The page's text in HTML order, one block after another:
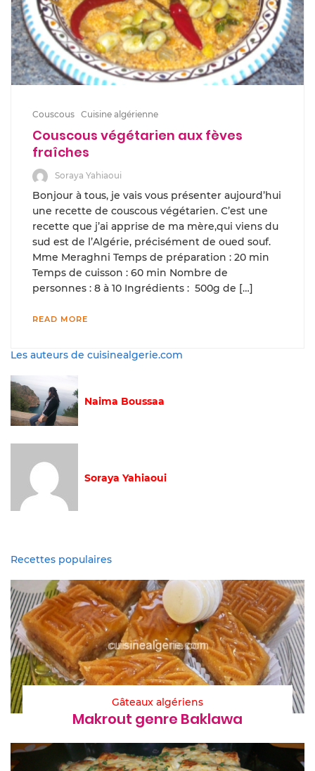
Couscous Cuisine algérienne
Couscous végétarien aux fèves
fraîches
Soraya Yahiaoui
Bonjour à tous, je vais vous présenter aujourd’hui
une recette de couscous végétarien. C’est une
recette que j’ai apprise de ma mère,qui viens du
sud est de l’Algérie, précisément de oued souf.
Mme Meraghni Temps de préparation : 20 min
Temps de cuisson : 60 min Nombre de
personnes : 8 à 10 Ingrédients : 500g de […]
READ MORE
Les auteurs de cuisinealgerie.com
Naima Boussaa
Soraya Yahiaoui
Recettes populaires
Gâteaux algériens
Makrout genre Baklawa